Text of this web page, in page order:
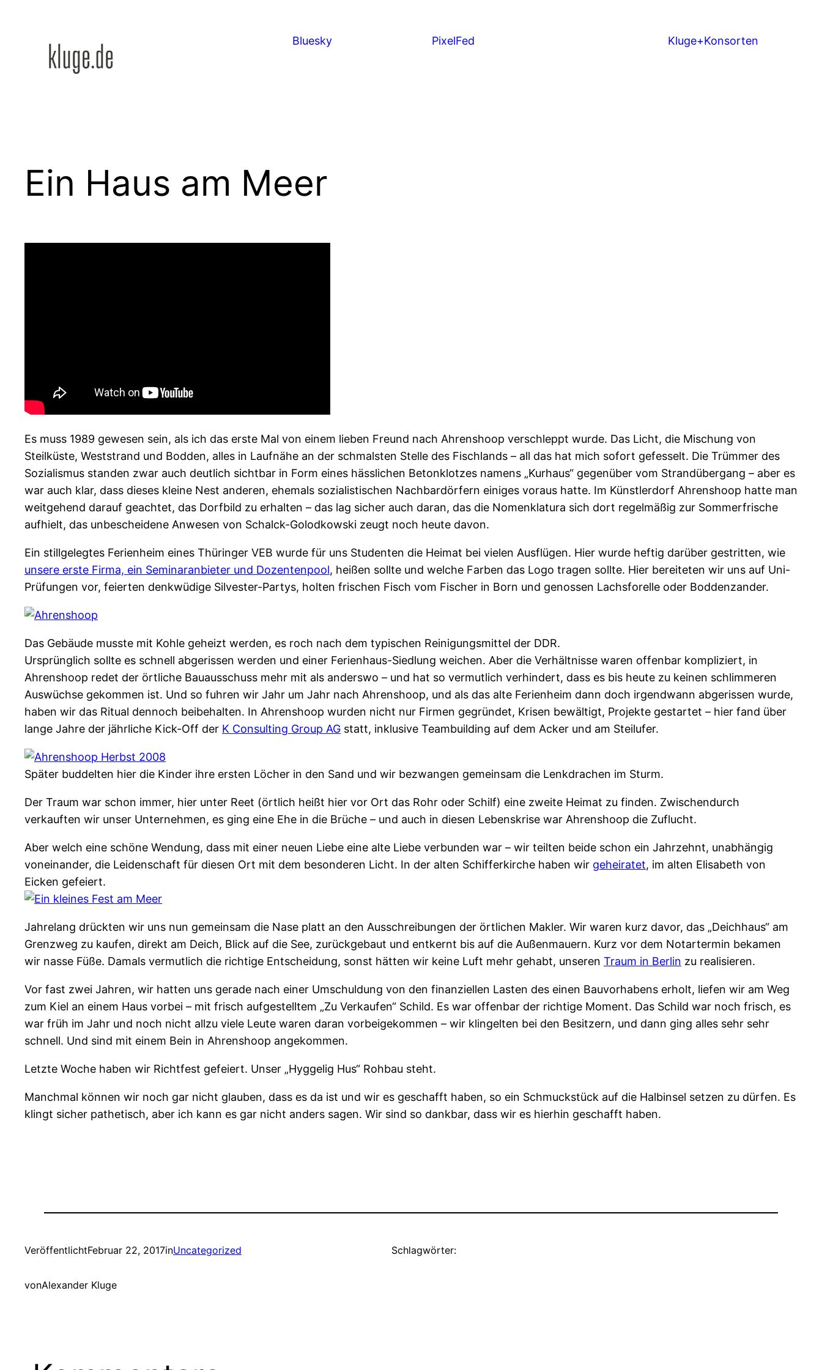
springen
Bluesky PixelFed Kluge+Konsorten
Ein Haus am Meer
Es muss 1989 gewesen sein, als ich das erste Mal von einem lieben Freund nach Ahrenshoop verschleppt wurde. Das Licht, die Mischung von
Steilküste, Weststrand und Bodden, alles in Laufnähe an der schmalsten Stelle des Fischlands – all das hat mich sofort gefesselt. Die Trümmer des
Sozialismus standen zwar auch deutlich sichtbar in Form eines hässlichen Betonklotzes namens „Kurhaus“ gegenüber vom Strandübergang – aber es
war auch klar, dass dieses kleine Nest anderen, ehemals sozialistischen Nachbardörfern einiges voraus hatte. Im Künstlerdorf Ahrenshoop hatte man
weitgehend darauf geachtet, das Dorfbild zu erhalten – das lag sicher auch daran, das die Nomenklatura sich dort regelmäßig zur Sommerfrische
aufhielt, das unbescheidene Anwesen von Schalck-Golodkowski zeugt noch heute davon.
Ein stillgelegtes Ferienheim eines Thüringer VEB wurde für uns Studenten die Heimat bei vielen Ausflügen. Hier wurde heftig darüber gestritten, wie
unsere erste Firma, ein Seminaranbieter und Dozentenpool, heißen sollte und welche Farben das Logo tragen sollte. Hier bereiteten wir uns auf Uni-
Prüfungen vor, feierten denkwüdige Silvester-Partys, holten frischen Fisch vom Fischer in Born und genossen Lachsforelle oder Boddenzander.
Das Gebäude musste mit Kohle geheizt werden, es roch nach dem typischen Reinigungsmittel der DDR.
Ursprünglich sollte es schnell abgerissen werden und einer Ferienhaus-Siedlung weichen. Aber die Verhältnisse waren offenbar kompliziert, in
Ahrenshoop redet der örtliche Bauausschuss mehr mit als anderswo – und hat so vermutlich verhindert, dass es bis heute zu keinen schlimmeren
Auswüchse gekommen ist. Und so fuhren wir Jahr um Jahr nach Ahrenshoop, und als das alte Ferienheim dann doch irgendwann abgerissen wurde,
haben wir das Ritual dennoch beibehalten. In Ahrenshoop wurden nicht nur Firmen gegründet, Krisen bewältigt, Projekte gestartet – hier fand über
lange Jahre der jährliche Kick-Off der K Consulting Group AG statt, inklusive Teambuilding auf dem Acker und am Steilufer.
Später buddelten hier die Kinder ihre ersten Löcher in den Sand und wir bezwangen gemeinsam die Lenkdrachen im Sturm.
Der Traum war schon immer, hier unter Reet (örtlich heißt hier vor Ort das Rohr oder Schilf) eine zweite Heimat zu finden. Zwischendurch
verkauften wir unser Unternehmen, es ging eine Ehe in die Brüche – und auch in diesen Lebenskrise war Ahrenshoop die Zuflucht.
Aber welch eine schöne Wendung, dass mit einer neuen Liebe eine alte Liebe verbunden war – wir teilten beide schon ein Jahrzehnt, unabhängig
voneinander, die Leidenschaft für diesen Ort mit dem besonderen Licht. In der alten Schifferkirche haben wir geheiratet, im alten Elisabeth von
Eicken gefeiert.
Jahrelang drückten wir uns nun gemeinsam die Nase platt an den Ausschreibungen der örtlichen Makler. Wir waren kurz davor, das „Deichhaus“ am
Grenzweg zu kaufen, direkt am Deich, Blick auf die See, zurückgebaut und entkernt bis auf die Außenmauern. Kurz vor dem Notartermin bekamen
wir nasse Füße. Damals vermutlich die richtige Entscheidung, sonst hätten wir keine Luft mehr gehabt, unseren Traum in Berlin zu realisieren.
Vor fast zwei Jahren, wir hatten uns gerade nach einer Umschuldung von den finanziellen Lasten des einen Bauvorhabens erholt, liefen wir am Weg
zum Kiel an einem Haus vorbei – mit frisch aufgestelltem „Zu Verkaufen“ Schild. Es war offenbar der richtige Moment. Das Schild war noch frisch, es
war früh im Jahr und noch nicht allzu viele Leute waren daran vorbeigekommen – wir klingelten bei den Besitzern, und dann ging alles sehr sehr
schnell. Und sind mit einem Bein in Ahrenshoop angekommen.
Letzte Woche haben wir Richtfest gefeiert. Unser „Hyggelig Hus“ Rohbau steht.
Manchmal können wir noch gar nicht glauben, dass es da ist und wir es geschafft haben, so ein Schmuckstück auf die Halbinsel setzen zu dürfen. Es
klingt sicher pathetisch, aber ich kann es gar nicht anders sagen. Wir sind so dankbar, dass wir es hierhin geschafft haben.
VeröffentlichtFebruar 22, 2017inUncategorized
vonAlexander Kluge
Schlagwörter: